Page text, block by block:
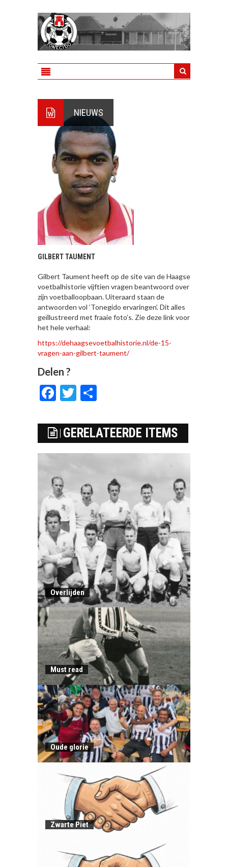
NIEUWS
GILBERT TAUMENT
Gilbert Taument heeft op de site van de Haagse
voetbalhistorie vijftien vragen beantwoord over
zijn voetballoopbaan. Uiteraard staan de
antwoorden vol ‘Tonegido ervaringen’. Dit alles
geïllustreerd met fraaie foto’s. Zie deze link voor
het hele verhaal:
https://dehaagsevoetbalhistorie.nl/de-15-
vragen-aan-gilbert-taument/
Delen ?
Facebook
Twitter
GERELATEERDE ITEMS
Overlijden
Must read
Oude glorie
Zwarte Piet